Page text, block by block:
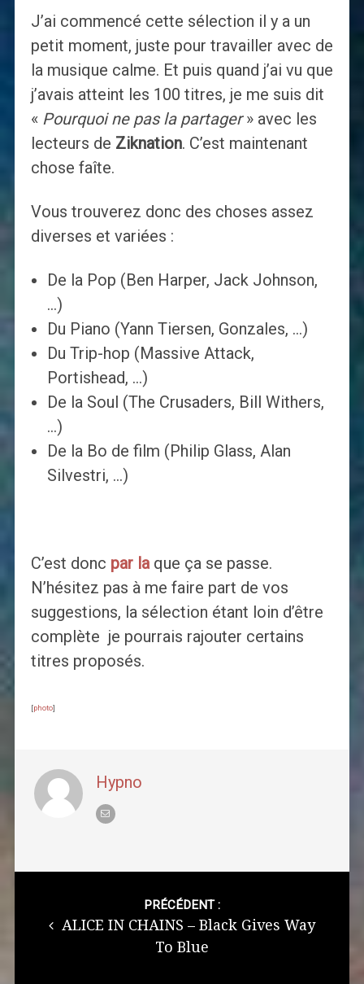
J’ai commencé cette sélection il y a un
petit moment, juste pour travailler avec de
la musique calme. Et puis quand j’ai vu que
j’avais atteint les 100 titres, je me suis dit
« Pourquoi ne pas la partager» avec les
lecteurs de Ziknation. C’est maintenant
chose faîte.
Vous trouverez donc des choses assez
diverses et variées :
De la Pop (Ben Harper, Jack Johnson,
…)
Du Piano (Yann Tiersen, Gonzales, …)
Du Trip-hop (Massive Attack,
Portishead, …)
De la Soul (The Crusaders, Bill Withers,
…)
De la Bo de film (Philip Glass, Alan
Silvestri, …)
C’est donc par laque ça se passe.
N’hésitez pas à me faire part de vos
suggestions, la sélection étant loin d’être
complète je pourrais rajouter certains
titres proposés.
[photo]
Hypno
PRÉCÉDENT :
ALICE IN CHAINS – Black Gives Way
To Blue